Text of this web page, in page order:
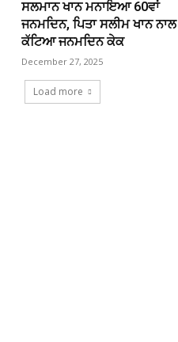
ਸਲਮਾਨ ਖਾਨ ਮਨਾਇਆ 60ਵਾਂ
ਜਨਮਦਿਨ, ਪਿਤਾ ਸਲੀਮ ਖਾਨ ਨਾਲ
ਕੱਟਿਆ ਜਨਮਦਿਨ ਕੇਕ
December 27, 2025
Load more